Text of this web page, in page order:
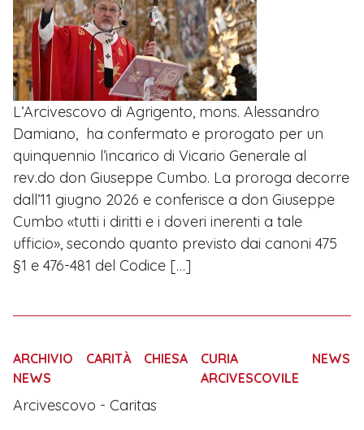
L’Arcivescovo di Agrigento, mons. Alessandro
Damiano, ha confermato e prorogato per un
quinquennio l’incarico di Vicario Generale al
rev.do don Giuseppe Cumbo. La proroga decorre
dall’11 giugno 2026 e conferisce a don Giuseppe
Cumbo «tutti i diritti e i doveri inerenti a tale
ufficio», secondo quanto previsto dai canoni 475
§1 e 476-481 del Codice […]
ARCHIVIO
NEWS
CARITÀ CHIESA
CURIA
ARCIVESCOVILE
NEWS
Arcivescovo - Caritas